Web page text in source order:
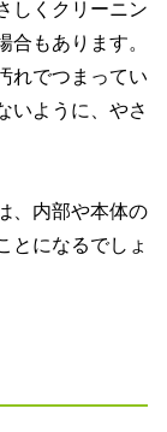
しくクリーニン
もあります。
れでつまってい
いように、やさ
、内部や本体の
とになるでしょ